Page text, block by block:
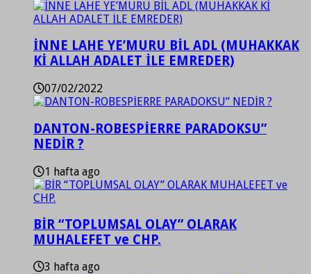
İNNE LAHE YE’MURU BİL ADL (MUHAKKAK
Kİ ALLAH ADALET İLE EMREDER)
07/02/2022
DANTON-ROBESPİERRE PARADOKSU”
NEDİR ?
1 hafta ago
BİR “TOPLUMSAL OLAY” OLARAK
MUHALEFET ve CHP.
3 hafta ago